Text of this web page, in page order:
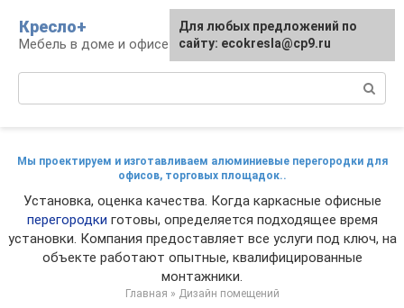
контенту
Кресло+
Мебель в доме и офисе
Мы проектируем и изготавливаем алюминиевые перегородки для
офисов, торговых площадок..
Установка, оценка качества. Когда каркасные офисные
перегородки готовы, определяется подходящее время
установки. Компания предоставляет все услуги под ключ, на
объекте работают опытные, квалифицированные
монтажники.
Главная » Дизайн помещений
Для любых предложений по
сайту: ecokresla@cp9.ru